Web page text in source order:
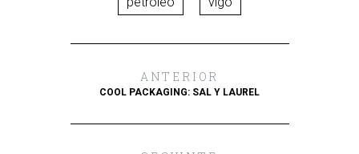
ANTERIOR
COOL PACKAGING: SAL Y LAUREL